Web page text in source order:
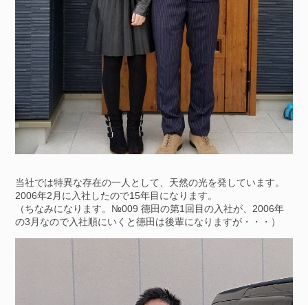
当社では特異な存在の一人として、天然の光を発しています。
2006年2月に入社したので15年目になります。
（ちなみになります。№009 德田の第1回目の入社が、2006年
の3月なので入社順にいくと德田は後輩になりますが・・・）